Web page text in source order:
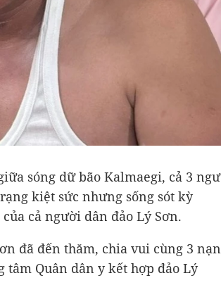
sóng dữ bão Kalmaegi, cả 3 ngư
kiệt sức nhưng sống sót kỳ
cả người dân đảo Lý Sơn.
đã đến thăm, chia vui cùng 3 nạn
Quân dân y kết hợp đảo Lý